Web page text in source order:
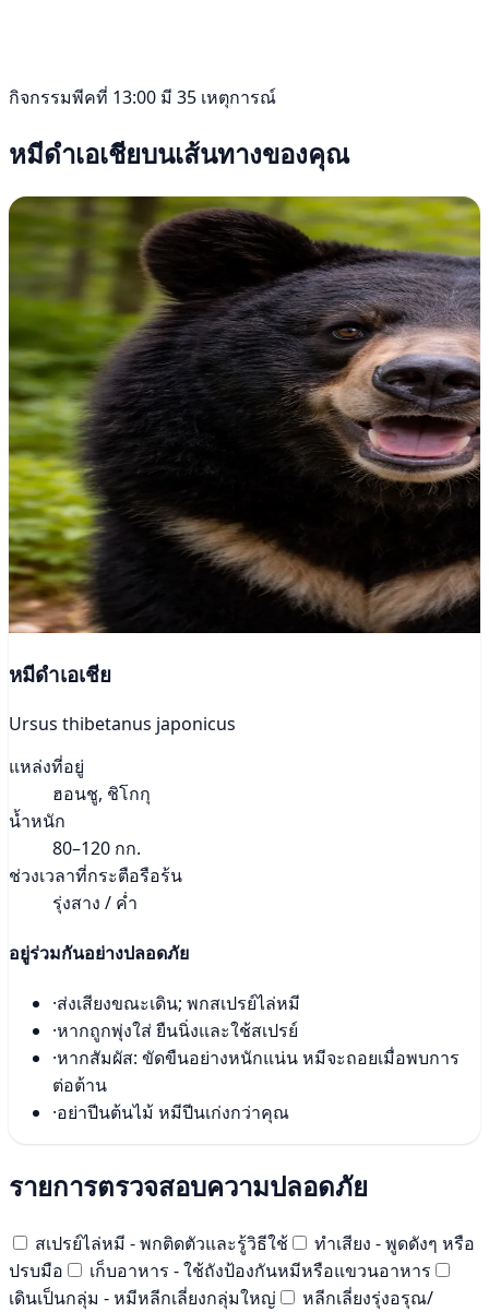
กิจกรรมพีคที่ 13:00 มี 35 เหตุการณ์
หมีดำเอเชียบนเส้นทางของคุณ
หมีดำเอเชีย
Ursus thibetanus japonicus
แหล่งที่อยู่
ฮอนชู, ชิโกกุ
น้ำหนัก
80–120 กก.
ช่วงเวลาที่กระตือรือร้น
รุ่งสาง / ค่ำ
อยู่ร่วมกันอย่างปลอดภัย
·ส่งเสียงขณะเดิน; พกสเปรย์ไล่หมี
·หากถูกพุ่งใส่ ยืนนิ่งและใช้สเปรย์
·หากสัมผัส: ขัดขืนอย่างหนักแน่น หมีจะถอยเมื่อพบการ
ต่อต้าน
·อย่าปีนต้นไม้ หมีปีนเก่งกว่าคุณ
รายการตรวจสอบความปลอดภัย
สเปรย์ไล่หมี - พกติดตัวและรู้วิธีใช้
ทำเสียง - พูดดังๆ หรือ
ปรบมือ
เก็บอาหาร - ใช้ถังป้องกันหมีหรือแขวนอาหาร
เดินเป็นกลุ่ม - หมีหลีกเลี่ยงกลุ่มใหญ่
หลีกเลี่ยงรุ่งอรุณ/